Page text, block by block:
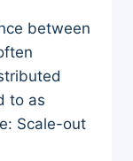
between
to as
Scale-out